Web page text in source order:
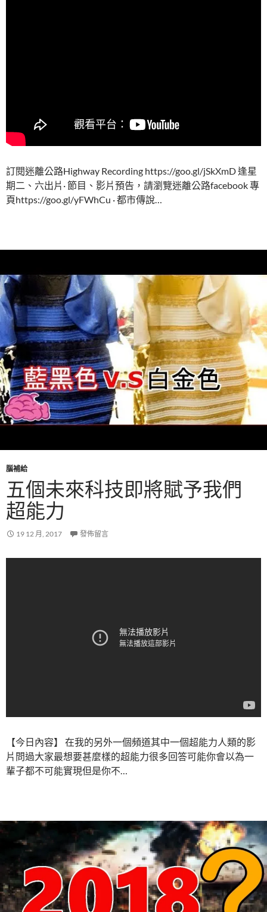
訂閱迷離公路Highway Recording https://goo.gl/jSkXmD 逢星
期二、六出片· 節目、影片預告，請瀏覽迷離公路facebook 專
頁https://goo.gl/yFWhCu · 都市傳說…
腦補給
五個未來科技即將賦予我們
超能力
19 12 月, 2017 發佈留言
【今日內容】 在我的另外一個頻道其中一個超能力人類的影
片問過大家最想要甚麼樣的超能力很多回答可能你會以為一
輩子都不可能實現但是你不…